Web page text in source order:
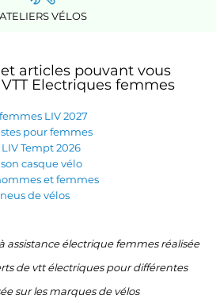
ATELIERS VÉLOS
articles pouvant vous
Electriques femmes
LIV 2027
pour femmes
Tempt 2026
casque vélo
et femmes
de vélos
assistance électrique femmes réalisée
de vtt électriques pour différentes
sur les marques de vélos